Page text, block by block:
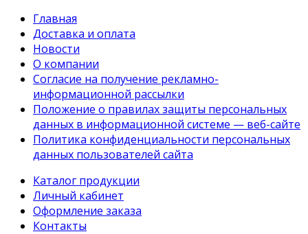
Главная
Доставка и оплата
Новости
О компании
Согласие на получение рекламно-
информационной рассылки
Положение о правилах защиты персональных
данных в информационной системе — веб-сайте
Политика конфиденциальности персональных
данных пользователей сайта
Каталог продукции
Личный кабинет
Оформление заказа
Контакты